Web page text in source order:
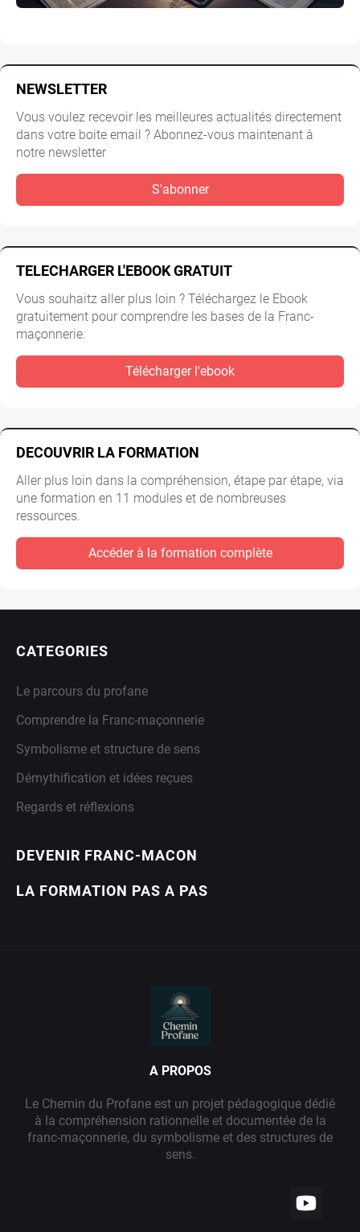
NEWSLETTER
Vous voulez recevoir les meilleures actualités directement
dans votre boite email ? Abonnez-vous maintenant à
notre newsletter
S'abonner
TELECHARGER L'EBOOK GRATUIT
Vous souhaitz aller plus loin ? Téléchargez le Ebook
gratuitement pour comprendre les bases de la Franc-
maçonnerie.
Télécharger l'ebook
DECOUVRIR LA FORMATION
Aller plus loin dans la compréhension, étape par étape, via
une formation en 11 modules et de nombreuses
ressources.
Accéder à la formation complète
CATEGORIES
Le parcours du profane
Comprendre la Franc-maçonnerie
Symbolisme et structure de sens
Démythification et idées reçues
Regards et réflexions
DEVENIR FRANC-MACON
LA FORMATION PAS A PAS
A PROPOS
Le Chemin du Profane est un projet pédagogique dédié
à la compréhension rationnelle et documentée de la
franc-maçonnerie, du symbolisme et des structures de
sens.